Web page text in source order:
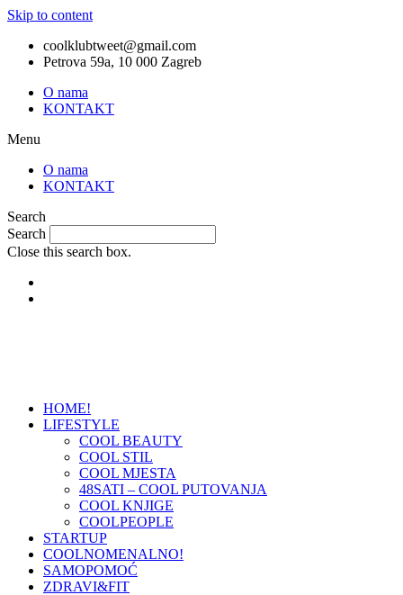
Skip to content
coolklubtweet@gmail.com
Petrova 59a, 10 000 Zagreb
O nama
KONTAKT
Menu
O nama
KONTAKT
Search
Search
Close this search box.
HOME!
LIFESTYLE
COOL BEAUTY
COOL STIL
COOL MJESTA
48SATI – COOL PUTOVANJA
COOL KNJIGE
COOLPEOPLE
STARTUP
COOLNOMENALNO!
SAMOPOMOĆ
ZDRAVI&FIT